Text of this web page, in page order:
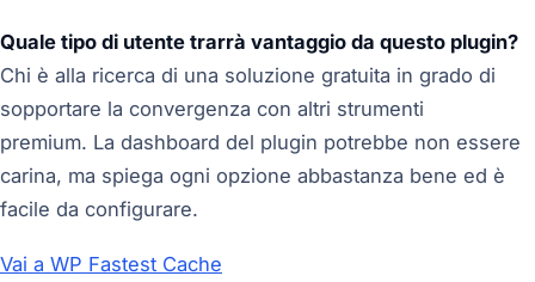
Quale tipo di utente trarrà vantaggio da questo plugin?
Chi è alla ricerca di una soluzione gratuita in grado di
sopportare la convergenza con altri strumenti
premium. La dashboard del plugin potrebbe non essere
carina, ma spiega ogni opzione abbastanza bene ed è
facile da configurare.
Vai a WP Fastest Cache